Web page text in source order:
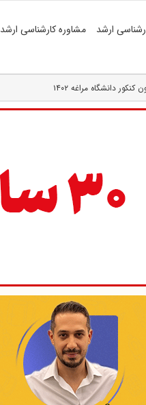
ارشد مشاوره کارشناسی ارشد
دانشگاه مراغه ۱۴۰۲